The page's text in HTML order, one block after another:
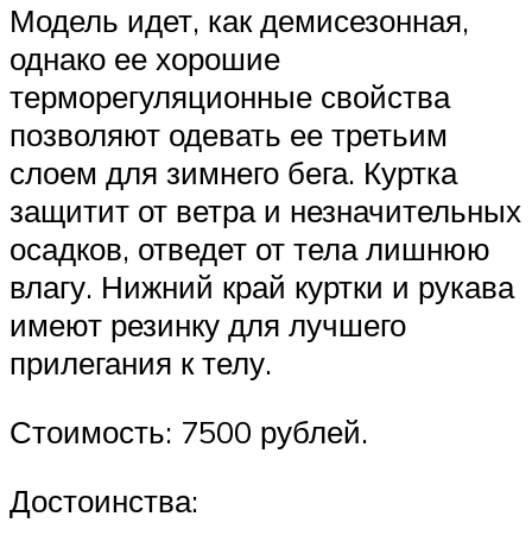
Модель идет, как демисезонная,
однако ее хорошие
терморегуляционные свойства
позволяют одевать ее третьим
слоем для зимнего бега. Куртка
защитит от ветра и незначительных
осадков, отведет от тела лишнюю
влагу. Нижний край куртки и рукава
имеют резинку для лучшего
прилегания к телу.
Стоимость: 7500 рублей.
Достоинства: